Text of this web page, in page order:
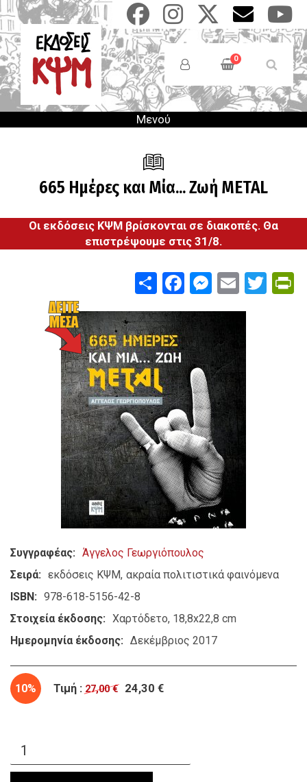
Παράκαμψη
προς
το
κυρίως
περιεχόμενο
Users
Menu
0
Μενού
665 Ημέρες και Μία... Ζωή METAL
Οι εκδόσεις ΚΨΜ βρίσκονται σε διακοπές. Θα
επιστρέψουμε στις 31/8.
ShareFacebook
Email
Συγγραφέας
Άγγελος Γεωργιόπουλος
Σειρά
εκδόσεις ΚΨΜ ακραία πολιτιστικά φαινόμενα
ISBN
978-618-5156-42-8
Στοιχεία έκδοσης
Χαρτόδετο, 18,8x22,8 cm
Ημερομηνία έκδοσης
Δεκέμβριος 2017
10% Τιμή : 27,00 € 24,30 €